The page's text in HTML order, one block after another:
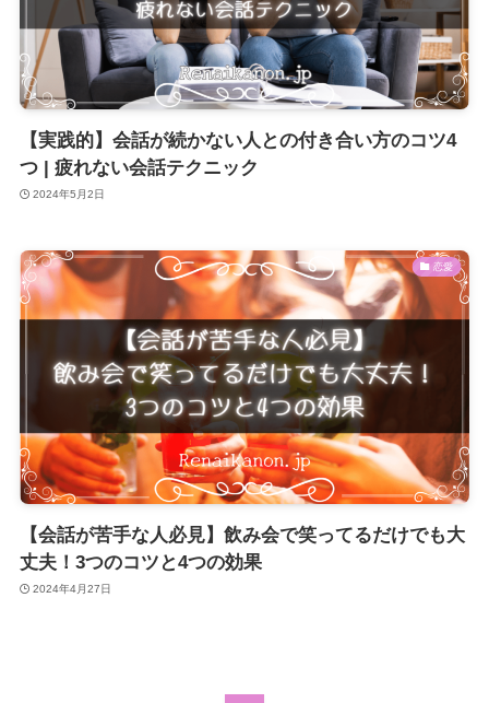
【実践的】会話が続かない人との付き合い方のコツ4
つ | 疲れない会話テクニック
2024年5月2日
恋愛
【会話が苦手な人必見】飲み会で笑ってるだけでも大
丈夫！3つのコツと4つの効果
2024年4月27日